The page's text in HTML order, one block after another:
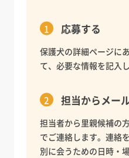
応募する
保護犬の詳細ページに
て、必要な情報を記入
担当からメー
担当者から里親候補の
でご連絡します。連絡
別に会うための日時・